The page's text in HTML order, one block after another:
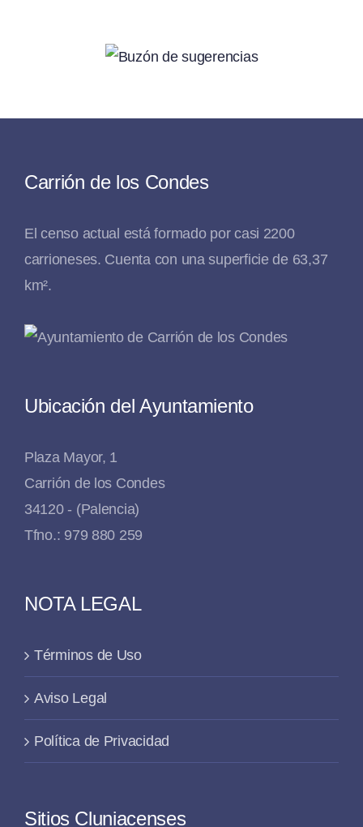
Carrión de los Condes
El censo actual está formado por casi 2200
carrioneses. Cuenta con una superficie de 63,37
km².
Ubicación del Ayuntamiento
Plaza Mayor, 1
Carrión de los Condes
34120 - (Palencia)
Tfno.: 979 880 259
NOTA LEGAL
Términos de Uso
Aviso Legal
Política de Privacidad
Sitios Cluniacenses